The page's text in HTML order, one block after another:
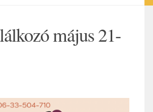
május 21-